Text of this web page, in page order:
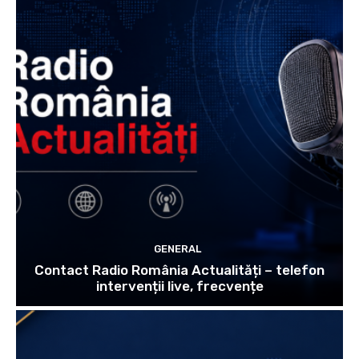
GENERAL
Contact Radio România Actualități – telefon
intervenții live, frecvențe